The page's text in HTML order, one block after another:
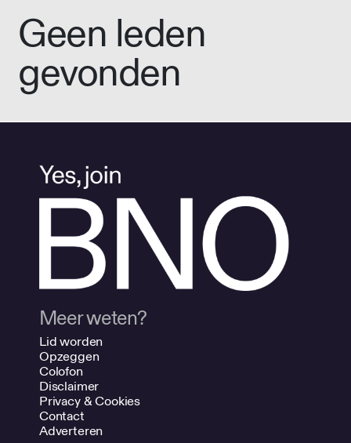
Geen leden
gevonden
Meer weten?
Lid worden
Opzeggen
Colofon
Disclaimer
Privacy & Cookies
Contact
Adverteren